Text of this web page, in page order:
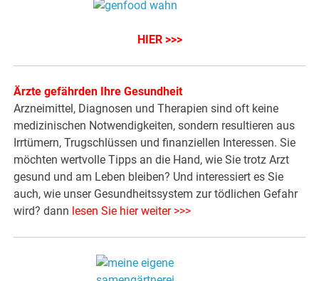
HIER >>>
Ärzte gefährden Ihre Gesundheit
Arzneimittel, Diagnosen und Therapien sind oft keine
medizinischen Notwendigkeiten, sondern resultieren aus
Irrtümern, Trugschlüssen und finanziellen Interessen. Sie
möchten wertvolle Tipps an die Hand, wie Sie trotz Arzt
gesund und am Leben bleiben? Und interessiert es Sie
auch, wie unser Gesundheitssystem zur tödlichen Gefahr
wird? dann lesen Sie hier weiter >>>